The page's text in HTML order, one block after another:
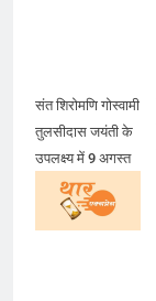
संत शिरोमणि गोस्वामी
तुलसीदास जयंती के
उपलक्ष्य में 9 अगस्त
को रतनबिहारी पार्क में
मंगल मिलन समारोह